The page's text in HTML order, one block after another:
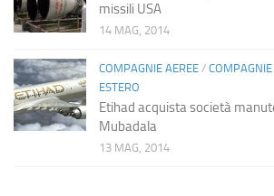
missili USA
14 MAG, 2014
COMPAGNIE AEREE / COMPAGNIE
ESTERO
Etihad acquista società
Mubadala
13 MAG, 2014